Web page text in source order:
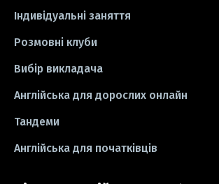
#школа #ігри
#СV #резюме
#idioms
Індивідуальні заняття
Розмовні клуби
Вибір викладача
Англійська для дорослих онлайн
Тандеми
Англійська для початківців